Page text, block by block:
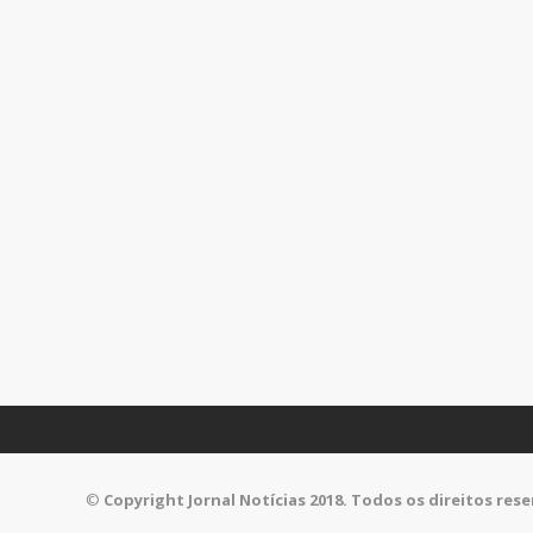
© Copyright Jornal Notícias 2018. Todos os direitos